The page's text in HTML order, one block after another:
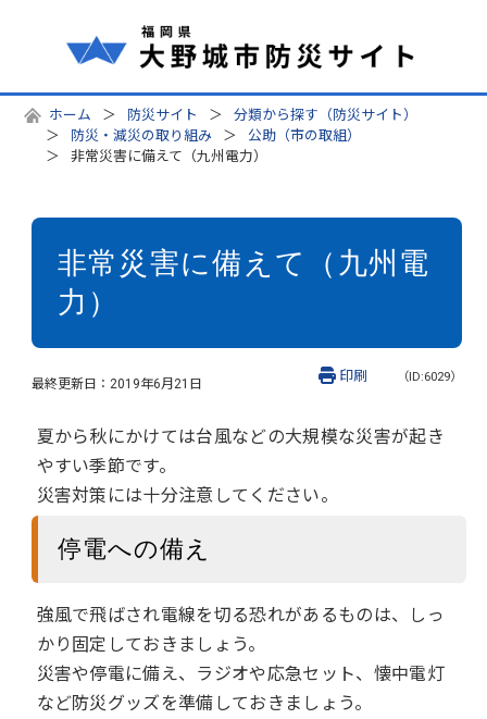
ホーム 防災サイト
分類から探す（防災サイト）
防災・減災の取り組み
公助（市の取組）
非常災害に備えて（九州電力）
非常災害に備えて（九州電
力）
最終更新日： 2019年6月21日 （ID:6029）
印刷
夏から秋にかけては台風などの大規模な災害が起き
やすい季節です。
災害対策には十分注意してください。
停電への備え
強風で飛ばされ電線を切る恐れがあるものは、しっ
かり固定しておきましょう。
災害や停電に備え、ラジオや応急セット、懐中電灯
など防災グッズを準備しておきましょう。